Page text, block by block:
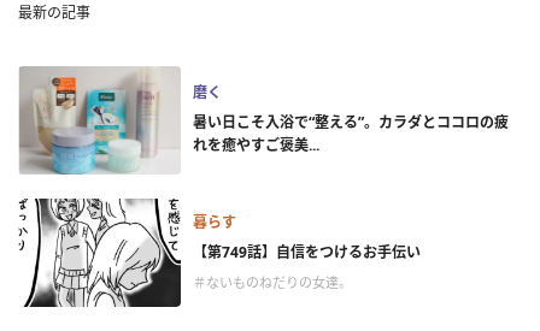
最新の記事
磨く
暑い日こそ入浴で“整える”。カラダとココロの疲
れを癒やすご褒美...
暮らす
【第749話】自信をつけるお手伝い
＃ないものねだりの女達。